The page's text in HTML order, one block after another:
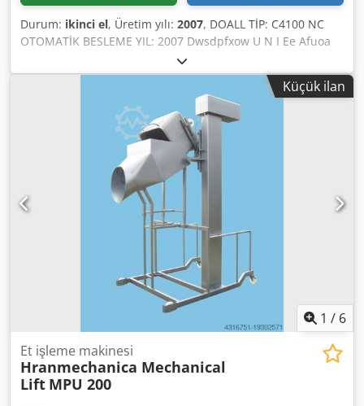
Durum: ikinci el, Üretim yılı: 2007, DOALL TİP: C4100 NC
OTOMATİK BESLEME YIL: 2007 Dwsdpfxow U N I Ee Afuoa
Küçük ilan
1 / 6
Et işleme makinesi
Hranmechanica Mechanical
Lift MPU 200